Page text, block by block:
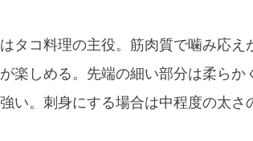
はタコ料理の主役。筋肉質で噛み応
楽しめる。先端の細い部分は柔ら
い。刺身にする場合は中程度の太